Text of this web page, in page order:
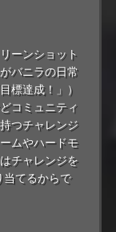
ーンショット
バニラの日常
標達成！」）
コミュニティ
つチャレンジ
ムやハードモ
チャレンジを
てるからで